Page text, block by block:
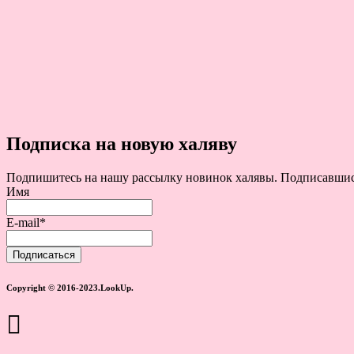
Подписка на новую халяву
Подпишитесь на нашу рассылку новинок халявы.
Имя
E-mail*
Copyright © 2016-2023.LookUp.